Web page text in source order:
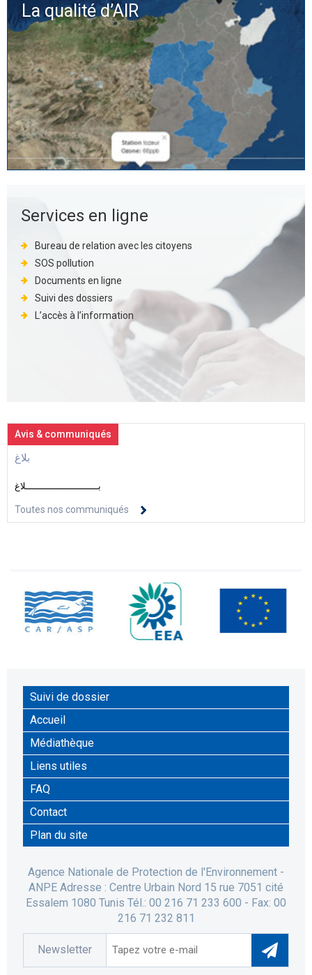
La qualité d’AIR
Services en ligne
Bureau de relation avec les citoyens
SOS pollution
Documents en ligne
Suivi des dossiers
L’accès à l’information
Avis & communiqués
بلاغ
بــــــــــــــــــــــــــلاغ
Toutes nos communiqués
Suivi de dossier
Accueil
Médiathèque
Liens utiles
FAQ
Contact
Plan du site
Agence Nationale de Protection de l'Environnement -
ANPE Adresse : Centre Urbain Nord 15 rue 7051 cité
Essalem 1080 Tunis Tél.: 00 216 71 233 600 - Fax: 00
216 71 232 811
Newsletter